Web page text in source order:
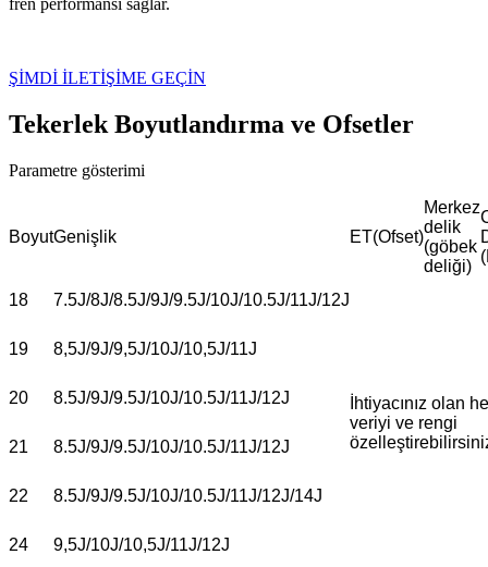
ŞİMDİ İLETİŞİME GEÇİN
Tekerlek Boyutlandırma ve Ofsetler
Parametre gösterimi
BoyutGenişlik ET(Ofset)
Merkez
delik
(göbek
deliği)
18 7.5J/8J/8.5J/9J/9.5J/10J/10.5J/11J/12J
İhtiyacınız olan
veriyi ve rengi
19 8,5J/9J/9,5J/10J/10,5J/11J
20 8.5J/9J/9.5J/10J/10.5J/11J/12J
21 8.5J/9J/9.5J/10J/10.5J/11J/12J
22 8.5J/9J/9.5J/10J/10.5J/11J/12J/14J
24 9,5J/10J/10,5J/11J/12J